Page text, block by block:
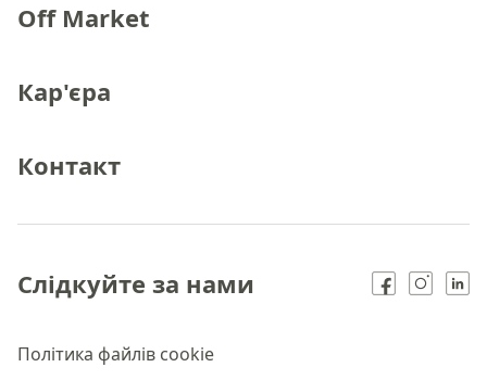
Off Market
Кар'єра
Контакт
Політика файлів cookie
Слідкуйте за нами